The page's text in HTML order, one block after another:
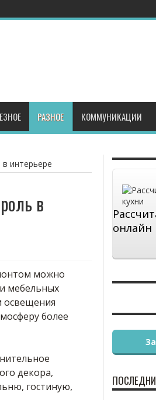
РАЗНОЕ КОММУНИКАЦИИ
интерьере
в
можно
мебельных
освещения
более
декора,
гостиную,
онлайн